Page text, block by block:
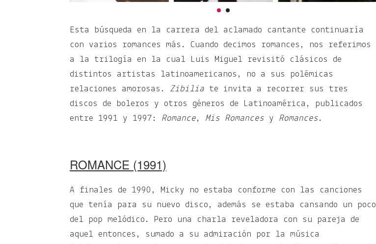
Esta búsqueda en la carrera del aclamado cantante continuaría
con varios romances más. Cuando decimos romances, nos referimos
a la trilogía en la cual Luis Miguel revisitó clásicos de
distintos artistas latinoamericanos, no a sus polémicas
relaciones amorosas. Zibilia te invita a recorrer sus tres
discos de boleros y otros géneros de Latinoamérica, publicados
entre 1991 y 1997: Romance, Mis Romances y Romances.
ROMANCE (1991)
A finales de 1990, Micky no estaba conforme con las canciones
que tenía para su nuevo disco, además se estaba cansando un poco
del pop melódico. Pero una charla reveladora con su pareja de
aquel entonces, sumado a su admiración por la música